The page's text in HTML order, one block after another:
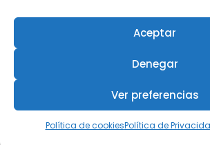
Aceptar
Denegar
Ver preferencias
Política de cookiesPolítica de